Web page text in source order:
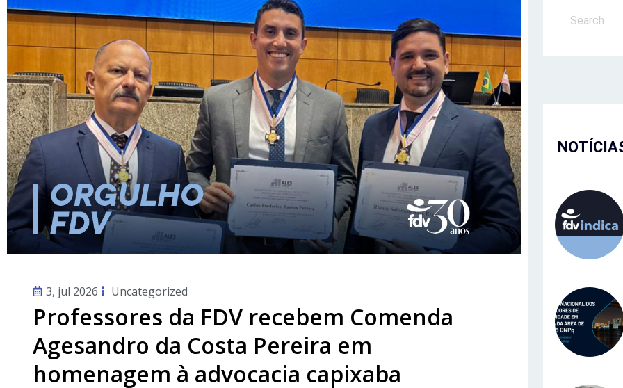
3, jul 2026 Uncategorized
Professores da FDV recebem Comenda
Agesandro da Costa Pereira em
homenagem à advocacia capixaba